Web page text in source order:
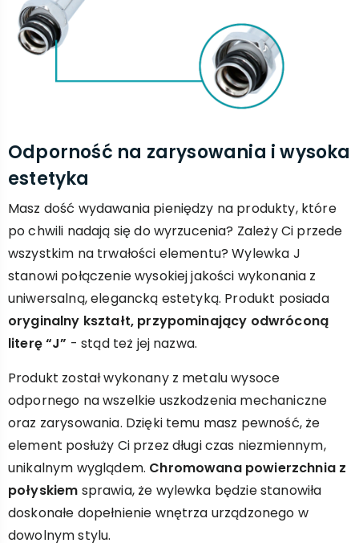
Odporność na zarysowania i wysoka
estetyka
Masz dość wydawania pieniędzy na produkty, które
po chwili nadają się do wyrzucenia? Zależy Ci przede
wszystkim na trwałości elementu? Wylewka J
stanowi połączenie wysokiej jakości wykonania z
uniwersalną, elegancką estetyką. Produkt posiada
oryginalny kształt, przypominający odwróconą
literę “J” - stąd też jej nazwa.
Produkt został wykonany z metalu wysoce
odpornego na wszelkie uszkodzenia mechaniczne
oraz zarysowania. Dzięki temu masz pewność, że
element posłuży Ci przez długi czas niezmiennym,
unikalnym wyglądem. Chromowana powierzchnia z
połyskiem sprawia, że wylewka będzie stanowiła
doskonałe dopełnienie wnętrza urządzonego w
dowolnym stylu.